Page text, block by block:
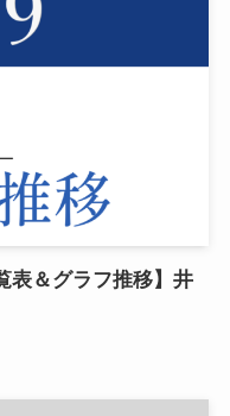
表＆グラフ推移】井